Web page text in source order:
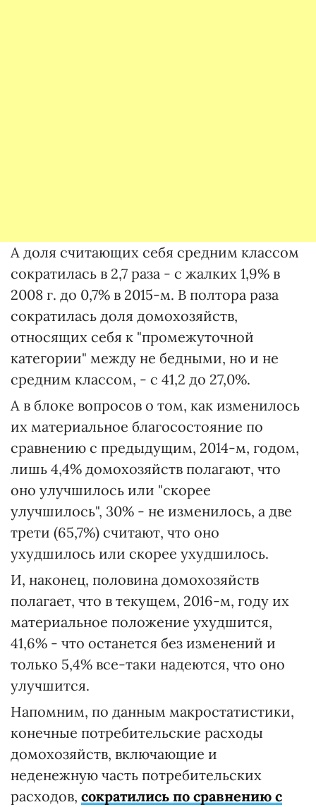
А доля считающих себя средним классом
сократилась в 2,7 раза - с жалких 1,9% в
2008 г. до 0,7% в 2015-м. В полтора раза
сократилась доля домохозяйств,
относящих себя к "промежуточной
категории" между не бедными, но и не
средним классом, - с 41,2 до 27,0%.
А в блоке вопросов о том, как изменилось
их материальное благосостояние по
сравнению с предыдущим, 2014-м, годом,
лишь 4,4% домохозяйств полагают, что
оно улучшилось или "скорее
улучшилось", 30% - не изменилось, а две
трети (65,7%) считают, что оно
ухудшилось или скорее ухудшилось.
И, наконец, половина домохозяйств
полагает, что в текущем, 2016-м, году их
материальное положение ухудшится,
41,6% - что останется без изменений и
только 5,4% все-таки надеются, что оно
улучшится.
Напомним, по данным макростатистики,
конечные потребительские расходы
домохозяйств, включающие и
неденежную часть потребительских
расходов, сократились по сравнению с